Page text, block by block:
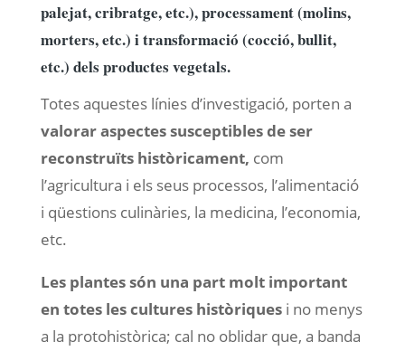
palejat, cribratge, etc.), processament (molins,
morters, etc.) i transformació (cocció, bullit,
etc.) dels productes vegetals.
Totes aquestes línies d’investigació, porten a
valorar aspectes susceptibles de ser
reconstruïts històricament, com
l’agricultura i els seus processos, l’alimentació
i qüestions culinàries, la medicina, l’economia,
etc.
Les plantes són una part molt important
en totes les cultures històriquesi no menys
a la protohistòrica; cal no oblidar que, a banda